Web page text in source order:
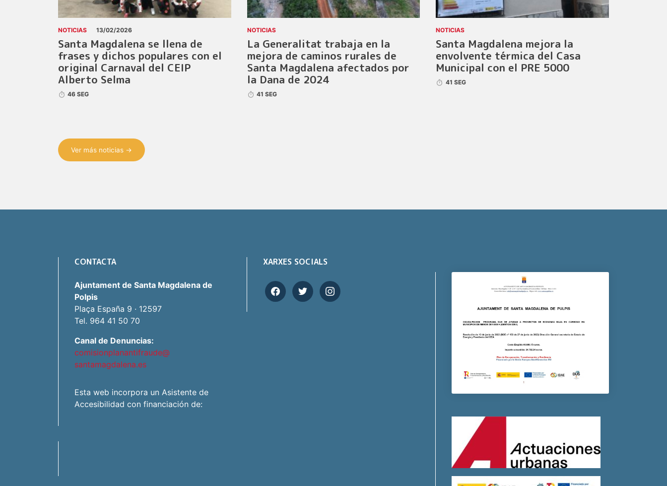
NOTICIAS 13/02/2026
Santa Magdalena se llena de
frases y dichos populares con el
original Carnaval del CEIP
Alberto Selma
46 SEG
NOTICIAS
La Generalitat trabaja en la
mejora de caminos rurales de
Santa Magdalena afectados por
la Dana de 2024
41 SEG
NOTICIAS
Santa Magdalena mejora la
envolvente térmica del Casa
Municipal con el PRE 5000
41 SEG
Ver más noticias →
CONTACTA
Ajuntament de Santa Magdalena de
Polpis
Plaça España 9 · 12597
Tel. 964 41 50 70
Canal de Denuncias:
comisionplanantifraude@
santamagdalena.es
Esta web incorpora un Asistente de
Accesibilidad con financiación de:
XARXES SOCIALS
facebooktwitter instagram